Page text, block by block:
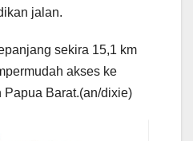
jalan.
sekira 15,1 km
akses ke
Papua Barat.(an/dixie)